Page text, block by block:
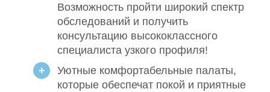
Возможность пройти широкий спектр
обследований и получить
консультацию высококлассного
специалиста узкого профиля!
Уютные комфортабельные палаты,
которые обеспечат покой и приятные